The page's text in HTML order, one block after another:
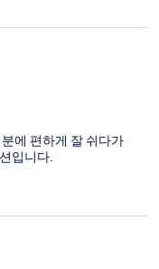
에 편하게 잘 쉬다가
입니다.